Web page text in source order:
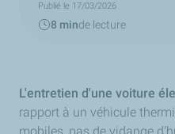
Publié le 17/03/2026
8 minde lecture
L'entretien d'une voiture
rapport à un véhicule